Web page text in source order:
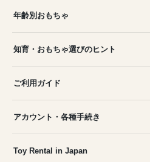
年齢別おもちゃ
知育・おもちゃ選びのヒント
ご利用ガイド
アカウント・各種手続き
Toy Rental in Japan